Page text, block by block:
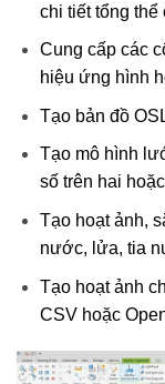
chi tiết tổng thể
Cung cấp các
hiệu ứng hình
Tạo bản đồ
Tạo mô hình
số trên hai
Tạo hoạt ảnh,
nước, lửa, tia
Tạo hoạt ảnh
CSV hoặc